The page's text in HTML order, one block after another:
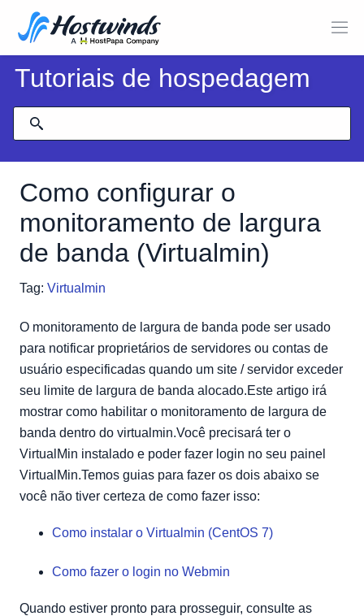
Tutoriais de hospedagem
Como configurar o
monitoramento de largura
de banda (Virtualmin)
Tag: Virtualmin
O monitoramento de largura de banda pode ser usado
para notificar proprietários de servidores ou contas de
usuário especificadas quando um site / servidor exceder
seu limite de largura de banda alocado.Este artigo irá
mostrar como habilitar o monitoramento de largura de
banda dentro do virtualmin.Você precisará ter o
VirtualMin instalado e poder fazer login no seu painel
VirtualMin.Temos guias para fazer os dois abaixo se
você não tiver certeza de como fazer isso:
Como instalar o Virtualmin (CentOS 7)
Como fazer o login no Webmin
Quando estiver pronto para prosseguir, consulte as